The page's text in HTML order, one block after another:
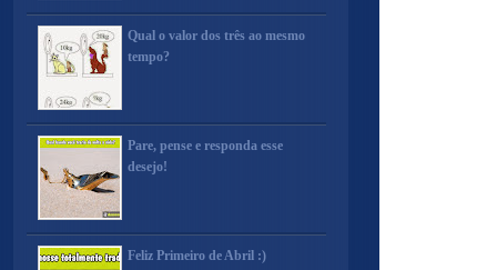
Qual o valor dos três ao mesmo
tempo?
Pare, pense e responda esse
desejo!
Feliz Primeiro de Abril :)